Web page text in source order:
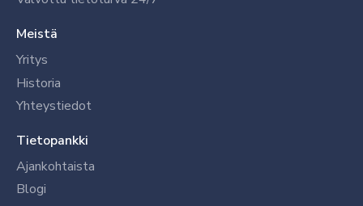
Meistä
Yritys
Historia
Yhteystiedot
Tietopankki
Ajankohtaista
Blogi